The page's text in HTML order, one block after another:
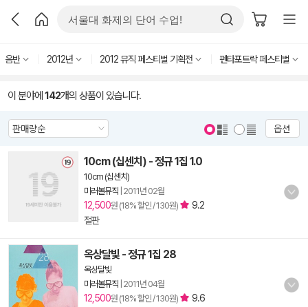
음반 2012년 2012 뮤직 페스티벌 기획전 펜타포트락 페스티벌
이 분야에 142개의 상품이 있습니다.
옵션
10cm (십센치) - 정규 1집 1.0
10cm (십센치)
미러볼뮤직 2011년 02월
12,500원 (18% 할인 / 130원)
9.2
절판
옥상달빛 - 정규 1집 28
옥상달빛
미러볼뮤직 2011년 04월
12,500원 (18% 할인 / 130원)
9.6